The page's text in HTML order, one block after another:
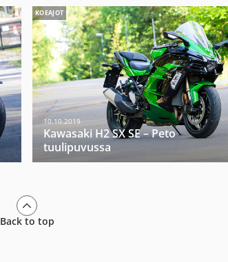
KOEAJOT
10.10.2019
Kawasaki H2 SX SE – Peto
tuulipuvussa
Back to top